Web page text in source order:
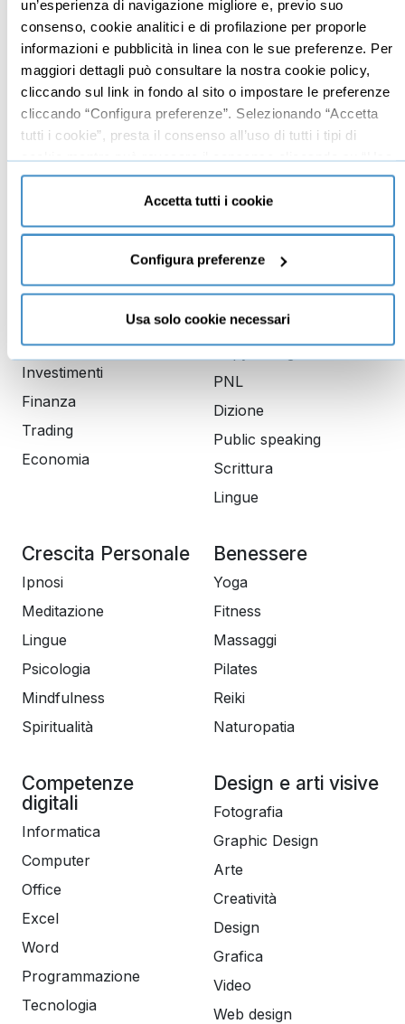
un’esperienza di navigazione migliore e, previo suo
consenso, cookie analitici e di profilazione per proporle
informazioni e pubblicità in linea con le sue preferenze. Per
maggiori dettagli può consultare la nostra cookie policy,
cliccando sul link in fondo al sito o impostare le preferenze
cliccando “Configura preferenze”. Selezionando “Accetta
tutti i cookie”, presta il consenso all’uso di tutti i tipi di
cookie mentre può revocare il consenso cliccando su “Usa
solo cookie necessari” e saranno attivati i soli cookie
tecnici necessari al corretto funzionamento del sito.
Accetta tutti i cookie
Configura preferenze
Usa solo cookie necessari
Mindset imprenditoriale
Imprenditoria
Risorse Umane
Vendita
Branding
Business management
Produttività
Gestione aziendale
Seo
Social media manager
E-commerce
Google
Data analyst
finanziaria
Investimenti
Finanza
Trading
Economia
Comunicazione
PNL
Dizione
Public speaking
Scrittura
Lingue
Crescita Personale
Ipnosi
Meditazione
Lingue
Psicologia
Mindfulness
Spiritualità
Benessere
Yoga
Fitness
Massaggi
Pilates
Reiki
Naturopatia
Competenze
digitali
Informatica
Computer
Office
Excel
Word
Programmazione
Tecnologia
Design e arti visive
Fotografia
Graphic Design
Arte
Creatività
Design
Grafica
Video
Web design